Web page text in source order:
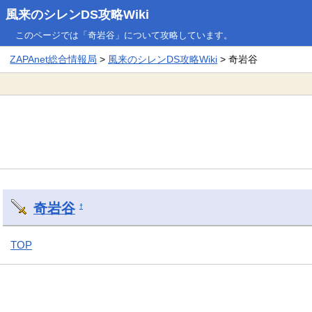
風来のシレンDS攻略Wiki
このページでは「奇岩谷」について攻略しています。
ZAPAnet総合情報局 > 風来のシレンDS攻略Wiki > 奇岩谷
奇岩谷 †
TOP